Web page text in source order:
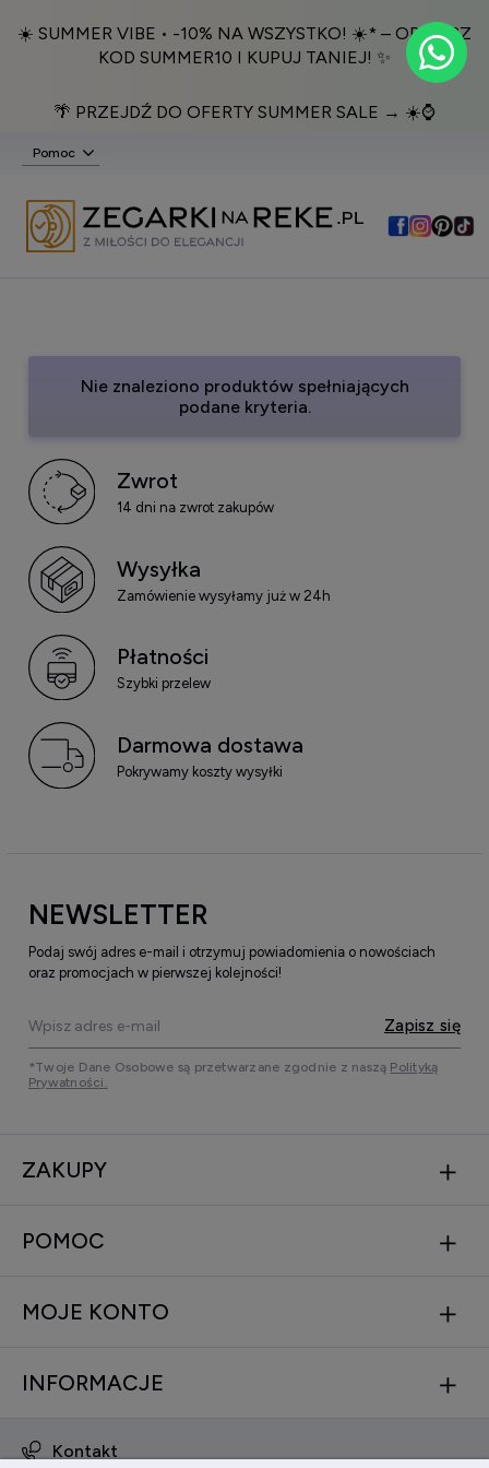
☀️ SUMMER VIBE • -10% NA WSZYSTKO! ☀️* – ODBIERZ
KOD SUMMER10 I KUPUJ TANIEJ! ✨
🌴 PRZEJDŹ DO OFERTY SUMMER SALE → ☀️⌚️
Pomoc
Nie znaleziono produktów spełniających
podane kryteria.
Zwrot
14 dni na zwrot zakupów
Wysyłka
Zamówienie wysyłamy już w 24h
Płatności
Szybki przelew
Darmowa dostawa
Pokrywamy koszty wysyłki
NEWSLETTER
Podaj swój adres e-mail i otrzymuj powiadomienia o nowościach
oraz promocjach w pierwszej kolejności!
Zapisz się
*Twoje Dane Osobowe są przetwarzane zgodnie z naszą Polityką
Prywatności.
ZAKUPY
POMOC
MOJE KONTO
INFORMACJE
Kontakt